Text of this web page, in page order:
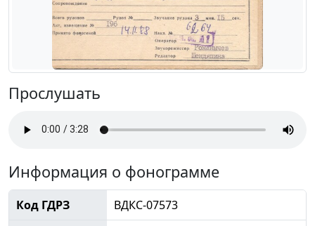
Прослушать
Информация о фонограмме
Код ГДРЗ
ВДКС-07573